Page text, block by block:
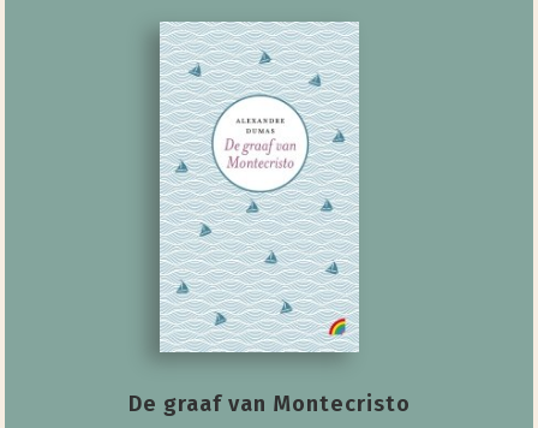
De graaf van Montecristo